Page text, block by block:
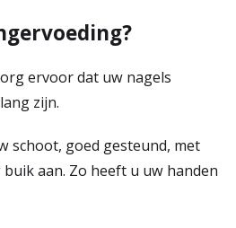
ervoor dat uw nagels
zijn.
schoot, goed gesteund, met
aan. Zo heeft u uw handen